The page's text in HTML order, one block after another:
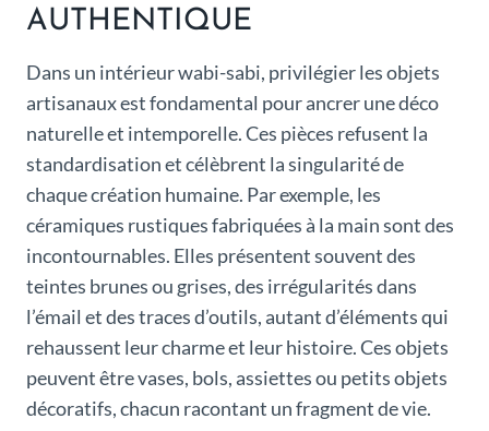
AUTHENTIQUE
Dans un intérieur wabi-sabi, privilégier les objets
artisanaux est fondamental pour ancrer une déco
naturelle et intemporelle. Ces pièces refusent la
standardisation et célèbrent la singularité de
chaque création humaine. Par exemple, les
céramiques rustiques fabriquées à la main sont des
incontournables. Elles présentent souvent des
teintes brunes ou grises, des irrégularités dans
l’émail et des traces d’outils, autant d’éléments qui
rehaussent leur charme et leur histoire. Ces objets
peuvent être vases, bols, assiettes ou petits objets
décoratifs, chacun racontant un fragment de vie.